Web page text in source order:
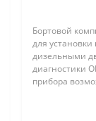
Бортовой
для
дизельными
диагностики
прибора